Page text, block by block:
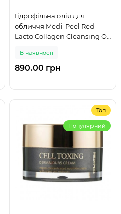
Гідрофільна олія для
обличчя Medi-Peel Red
Lacto Collagen Cleansing Oil
В наявності
890.00 грн
Топ
Популярний